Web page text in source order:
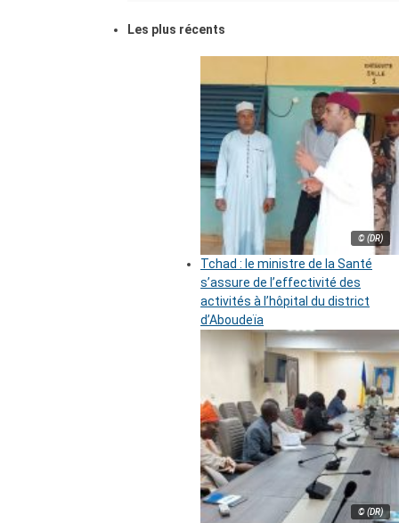
Les plus récents
© (DR)
Tchad : le ministre de la Santé
s’assure de l’effectivité des
activités à l’hôpital du district
d’Aboudeïa
© (DR)